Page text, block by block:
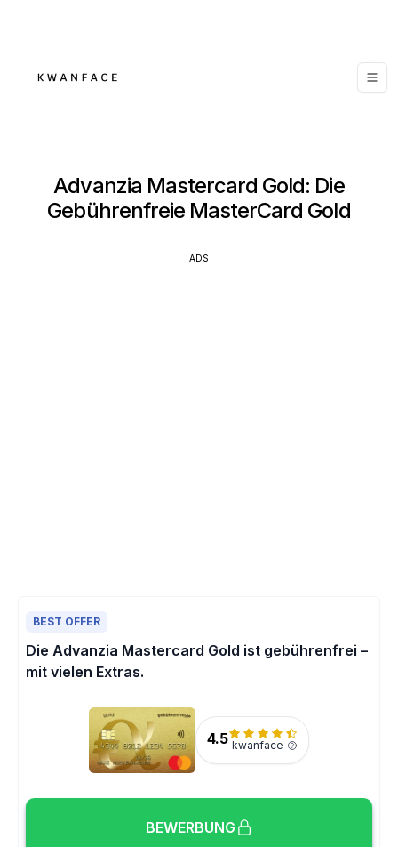
Advanzia Mastercard Gold: Die
Gebührenfreie MasterCard Gold
ADS
BEST OFFER
Die Advanzia Mastercard Gold ist gebührenfrei –
mit vielen Extras.
4.5 kwanface
BEWERBUNG